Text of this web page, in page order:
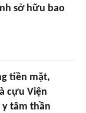
sở hữu bao
tiền mặt,
cựu Viện
tâm thần